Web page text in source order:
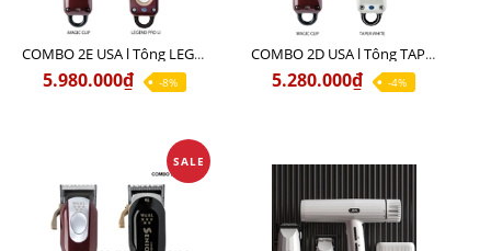
COMBO 2E USA l Tông LEGEND PRO LI + Tông MAGIC CLIP
5.980.000₫ -8%
COMBO 2D USA l Tông TAPER WHITE + Tông MAGIC CLIP
5.280.000₫ -4%
SALE